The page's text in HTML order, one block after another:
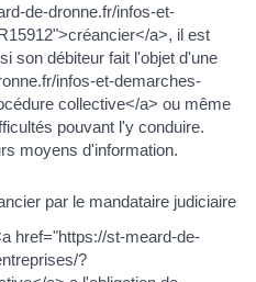
de-dronne.fr/infos-et-
a>, il est
son débiteur fait l'objet d'une
infos-et-demarches-
collective</a> ou même
pouvant l'y conduire.
moyens d'information.
par le mandataire judiciaire
href="https://st-meard-de-
?